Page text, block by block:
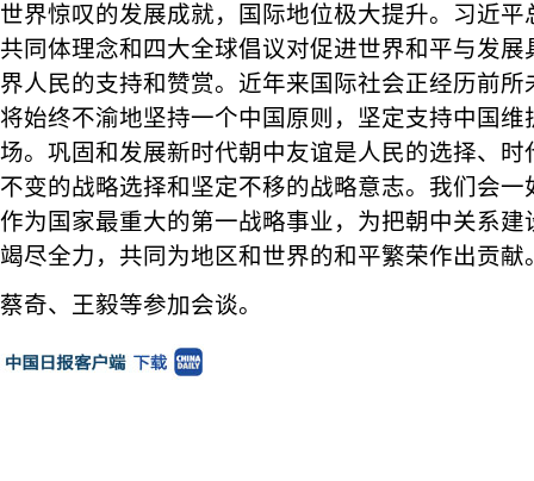
世界惊叹的发展成就，国际地位极大提升。习近
共同体理念和四大全球倡议对促进世界和平与发
界人民的支持和赞赏。近年来国际社会正经历前
将始终不渝地坚持一个中国原则，坚定支持中国
场。巩固和发展新时代朝中友谊是人民的选择、
不变的战略选择和坚定不移的战略意志。我们会
作为国家最重大的第一战略事业，为把朝中关系
竭尽全力，共同为地区和世界的和平繁荣作出贡献
蔡奇、王毅等参加会谈。